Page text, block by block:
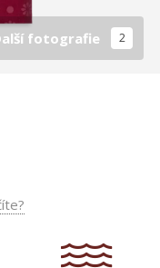
fotografie 2